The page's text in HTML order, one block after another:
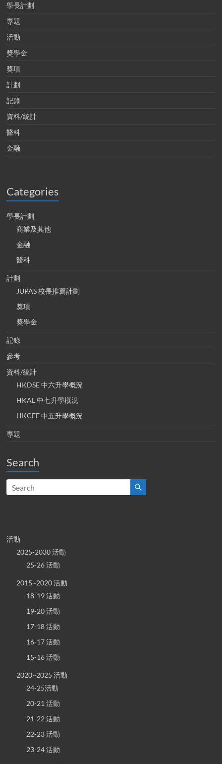
學長計劃
專題
活動
獎學金
獎項
計劃
記錄
資料/統計
醫科
金融
Categories
學長計劃
商業及其他
金融
醫科
計劃
JUPAS 校長推薦計劃
獎項
獎學金
記錄
參考
資料/統計
HKDSE 中六升學概況
HKAL 中七升學概況
HKCEE 中五升學概況
專題
Search
活動
2025-2030 活動
25-26 活動
2015~2020 活動
18-19 活動
19-20 活動
17-18 活動
16-17 活動
15-16 活動
2020~2025 活動
24-25活動
20-21 活動
21-22 活動
22-23 活動
23-24 活動